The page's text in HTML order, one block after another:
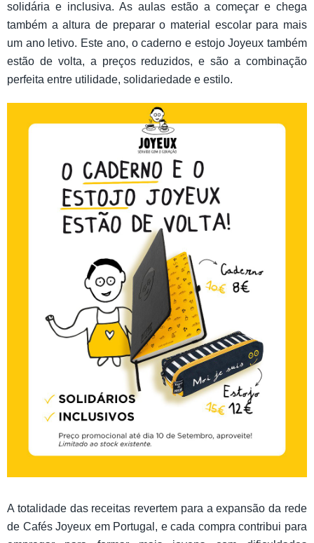
solidária e inclusiva. As aulas estão a começar e chega
também a altura de preparar o material escolar para mais
um ano letivo. Este ano, o caderno e estojo Joyeux também
estão de volta, a preços reduzidos, e são a combinação
perfeita entre utilidade, solidariedade e estilo.
A totalidade das receitas revertem para a expansão da rede
de Cafés Joyeux em Portugal, e cada compra contribui para